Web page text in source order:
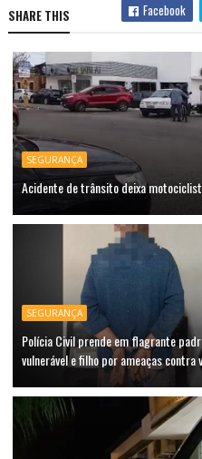
SHARE THIS Facebook
SEGURANÇA
Acidente de trânsito deixa
SEGURANÇA
Polícia Civil prende em flagrante
vulnerável e filho por ameaças contra